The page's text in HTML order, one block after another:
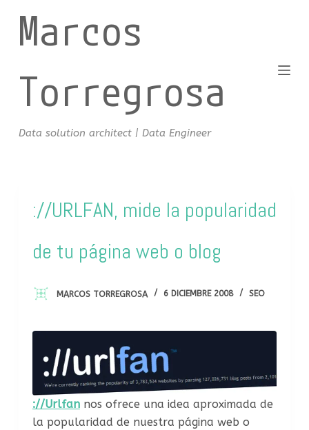
Marcos
Torregrosa
Data solution architect | Data Engineer
://URLFAN, mide la popularidad
de tu página web o blog
MARCOS TORREGROSA 6 DICIEMBRE 2008 SEO
://Urlfannos ofrece una idea aproximada de
la popularidad de nuestra página web o